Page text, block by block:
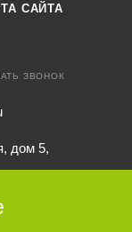
САЙТА
ЗВОНОК
дом 5,